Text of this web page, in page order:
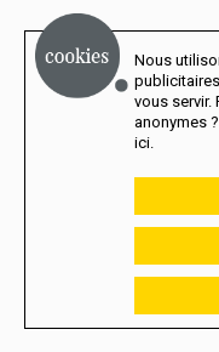
Nous
vous servir.
anonymes
ici.